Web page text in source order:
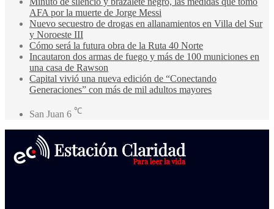
AFA por la muerte de Jorge Messi
Nuevo secuestro de drogas en allanamientos en Villa del Sur
y Noroeste III
Cómo será la futura obra de la Ruta 40 Norte
Incautaron dos armas de fuego y más de 100 municiones en
una casa de Rawson
Capital vivió una nueva edición de “Conectando
Generaciones” con más de mil adultos mayores
San Juan 6 ℃